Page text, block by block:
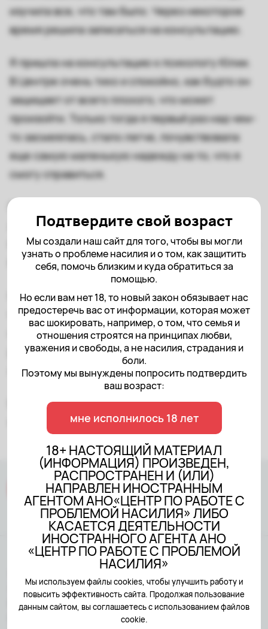
Подтвердите свой возраст
Мы создали наш сайт для того, чтобы вы могли
узнать о проблеме насилия и о том, как защитить
себя, помочь близким и куда обратиться за
помощью.
Но если вам нет 18, то новый закон обязывает нас
предостеречь вас от информации, которая может
вас шокировать, например, о том, что семья и
отношения строятся на принципах любви,
уважения и свободы, а не насилия, страдания и
боли.
Поэтому мы вынуждены попросить подтвердить
ваш возраст:
мне исполнилось 18 лет
18+ НАСТОЯЩИЙ МАТЕРИАЛ
(ИНФОРМАЦИЯ) ПРОИЗВЕДЕН,
РАСПРОСТРАНЕН И (ИЛИ)
НАПРАВЛЕН ИНОСТРАННЫМ
АГЕНТОМ АНО«ЦЕНТР ПО РАБОТЕ С
ПРОБЛЕМОЙ НАСИЛИЯ» ЛИБО
КАСАЕТСЯ ДЕЯТЕЛЬНОСТИ
ИНОСТРАННОГО АГЕНТА АНО
«ЦЕНТР ПО РАБОТЕ С ПРОБЛЕМОЙ
НАСИЛИЯ»
Мы используем файлы cookies, чтобы улучшить работу и
повысить эффективность сайта. Продолжая пользование
данным сайтом, вы соглашаетесь с использованием файлов
cookie.
изучила все, что там было. Через некоторое
время решила записаться на консультацию.
Я пришла на консультацию к психологу Юлии.
В Центре очень тихо и спокойно, как будто он
защищает от всего плохого, что может
произойти. Только тогда я первый раз над чем-
то засмеялась, стало легче, почувствовала
еще самую маленькую надежду на то, что я
смогу справиться.
легче, я выбиралась и вставала на ноги.
Сейчас уже почти вернулась к жизни, и все это
благодаря «Насилию.нет» и психологу Юлии.
Очень помогает, что всегда, как почувствую,
что иду назад, можно прийти и снова
набраться сил. Знаю, что в Центре есть много
разных видов помощи, которые помогают
людям.
Благодарю вас за то, что делаете, и за то, что
спасаете людей.
(ИНФОРМАЦИЯ) ПРОИЗВЕДЕН,
РАСПРОСТРАНЕН И (ИЛИ)
НАПРАВЛЕН ИНОСТРАННЫМ